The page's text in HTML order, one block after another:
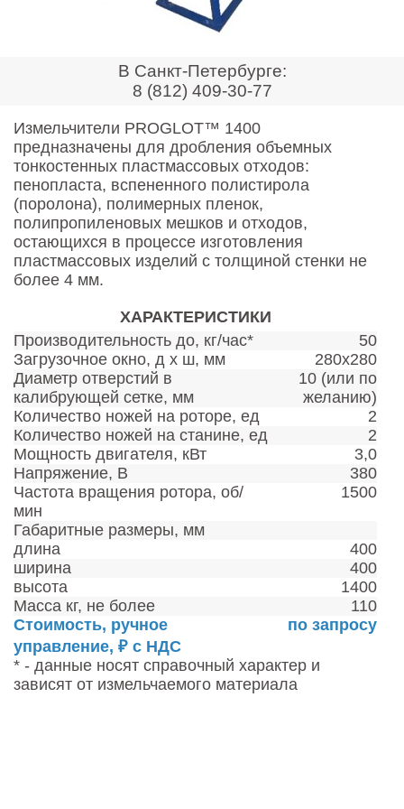
Контакты
В Санкт-Петербурге:
8 (812) 409-30-77
Измельчители PROGLOT™ 1400
предназначены для дробления объемных
тонкостенных пластмассовых отходов:
пенопласта, вспененного полистирола
(поролона), полимерных пленок,
полипропиленовых мешков и отходов,
остающихся в процессе изготовления
пластмассовых изделий с толщиной стенки не
более 4 мм.
ХАРАКТЕРИСТИКИ
Производительность до, кг/час*
50
Загрузочное окно, д x ш, мм
280х280
Диаметр отверстий в
калибрующей сетке, мм
10 (или по
желанию)
Количество ножей на роторе, ед
2
Количество ножей на станине, ед
2
Мощность двигателя, кВт
3,0
Напряжение, В
380
Частота вращения ротора, об/
мин
1500
Габаритные размеры, мм
длина
400
ширина
400
высота
1400
Масса кг, не более
110
Стоимость, ручное
управление, ₽ c НДС
по запросу
* - данные носят справочный характер и
зависят от измельчаемого материала